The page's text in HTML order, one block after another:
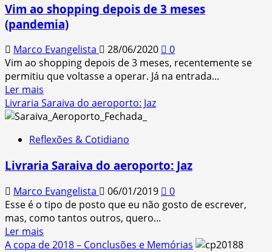
forçado
vai
Vim ao shopping depois de 3 meses
(pandemia)
Marco Evangelista 28/06/2020
0
Vim ao shopping depois de 3 meses, recentemente se
permitiu que voltasse a operar. Já na entrada...
Ler mais
more
about
ao
depois
3
meses
(pandemia)
Livraria Saraiva do aeroporto: Jaz
Reflexões & Cotidiano
Livraria Saraiva do aeroporto: Jaz
Marco Evangelista 06/01/2019
0
Esse é o tipo de posto que eu não gosto de escrever,
mas, como tantos outros, quero...
Ler mais
more
A copa de 2018 – Conclusões e Memórias